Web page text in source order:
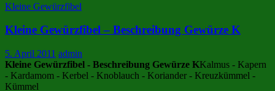
Kleine Gewürzfibel
Kleine Gewürzfibel – Beschreibung Gewürze K
5. April 2011 admin
Kleine Gewürzfibel - Beschreibung Gewürze KKalmus - Kapern
- Kardamom - Kerbel - Knoblauch - Koriander - Kreuzkümmel -
Kümmel